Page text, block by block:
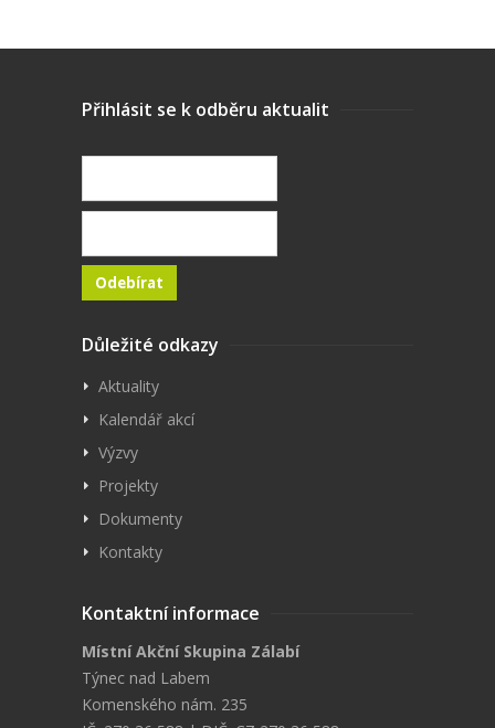
Přihlásit se k odběru aktualit
Důležité odkazy
Aktuality
Kalendář akcí
Výzvy
Projekty
Dokumenty
Kontakty
Kontaktní informace
Místní Akční Skupina Zálabí
Týnec nad Labem
Komenského nám. 235